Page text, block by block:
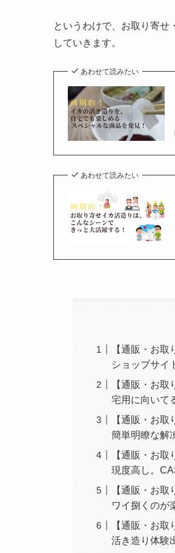
というわけで、お取り寄せ
していきます。
あわせて読みたい
あわせて読みたい
【通販・お
ショップサイ
【通販・お
宅用に向いて
【通販・お
簡単明瞭な解
【通販・お
現度高し。
【通販・お
ワイ捌くのが
【通販・お
活き造り体験